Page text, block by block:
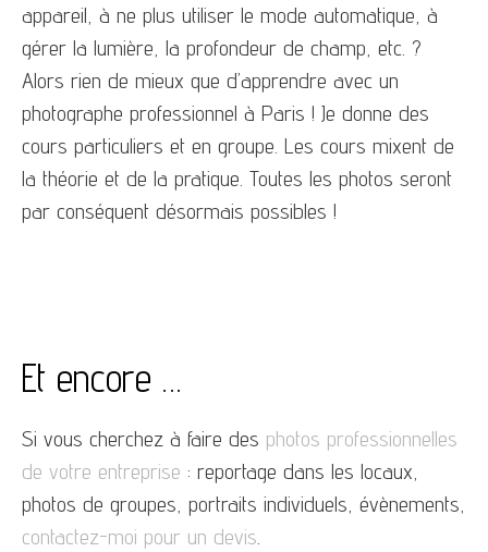
appareil, à ne plus utiliser le mode automatique, à
gérer la lumière, la profondeur de champ, etc. ?
Alors rien de mieux que d’apprendre avec un
photographe professionnel à Paris ! Je donne des
cours particuliers et en groupe. Les cours mixent de
la théorie et de la pratique. Toutes les photos seront
par conséquent désormais possibles !
Et encore …
Si vous cherchez à faire des photos professionnelles
de votre entreprise : reportage dans les locaux,
photos de groupes, portraits individuels, évènements,
contactez-moi pour un devis.